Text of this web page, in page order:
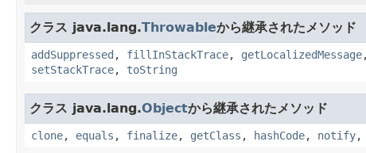
クラス java.lang.Throwableから継承されたメソッド
addSuppressed , fillInStackTrace, getLocalizedMessage
setStackTrace, toString
クラス java.lang.Objectから継承されたメソッド
clone, equals , finalize, getClass , hashCode, notify,